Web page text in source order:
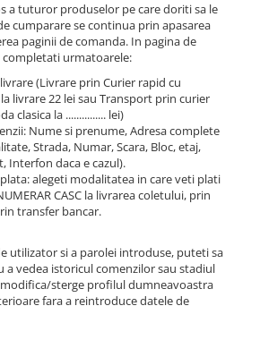
a tuturor produselor pe care doriti sa le
cumparare se continua prin apasarea
paginii de comanda. In pagina de
urmatoarele:
(Livrare prin Curier rapid cu
livrare 22 lei sau Transport prin curier
clasica la ............... lei)
Nume si prenume, Adresa complete
Strada, Numar, Scara, Bloc, etaj,
Interfon daca e cazul).
alegeti modalitatea in care veti plati
CASC la livrarea coletului, prin
transfer bancar.
utilizator si a parolei introduse, puteti sa
vedea istoricul comenzilor sau stadiul
sterge profilul dumneavoastra
fara a reintroduce datele de